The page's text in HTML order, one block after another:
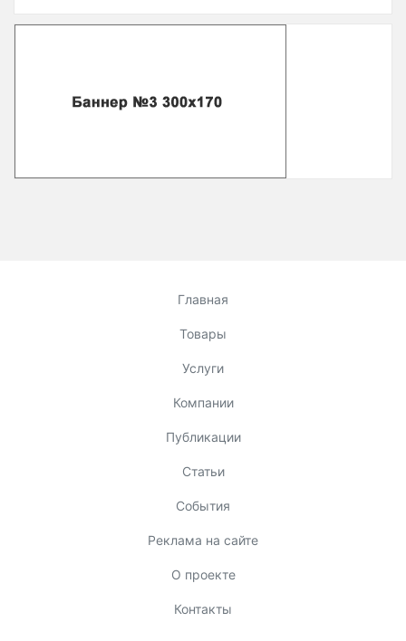
Главная
Товары
Услуги
Компании
Публикации
Статьи
События
Реклама на сайте
О проекте
Контакты